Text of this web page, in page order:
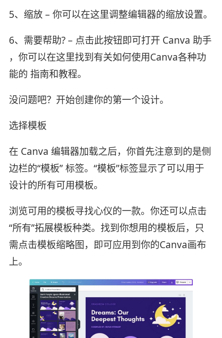
5、缩放 – 你可以在这里调整编辑器的缩放设置。
6、需要帮助? – 点击此按钮即可打开 Canva 助手
，你可以在这里找到有关如何使用Canva各种功
能的 指南和教程。
没问题吧？开始创建你的第一个设计。
选择模板
在 Canva 编辑器加载之后，你首先注意到的是侧
边栏的“模板” 标签。“模板”标签显示了可以用于
设计的所有可用模板。
浏览可用的模板寻找心仪的一款。你还可以点击
“所有”拓展模板种类。找到你想用的模板后，只
需点击模板缩略图，即可应用到你的Canva画布
上。